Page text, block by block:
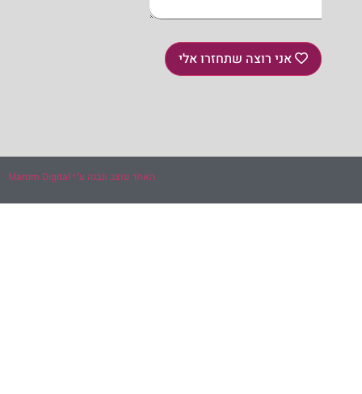
אני רוצה שתחזרו אלי
האתר עוצב ונבנה ע"י Marom Digital